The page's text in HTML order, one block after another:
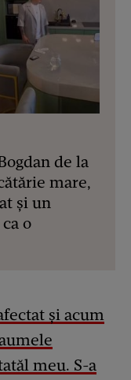
de la
mare,
și un
o
și acum
meu. S-a